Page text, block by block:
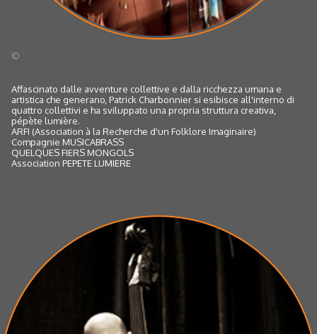
©
Affascinato dalle avventure collettive e dalla ricchezza umana e
artistica che generano, Patrick Charbonnier si esibisce all'interno di
quattro collettivi e ha sviluppato una propria struttura creativa,
pépète lumière.
ARFI (Association à la Recherche d'un Folklore Imaginaire)
Compagnie MUSICABRASS
QUELQUES FIERS MONGOLS
Association PEPETE LUMIERE